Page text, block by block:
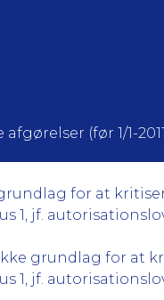
(før 1/1-
for at
1, jf.
grundlag for at
1, jf.